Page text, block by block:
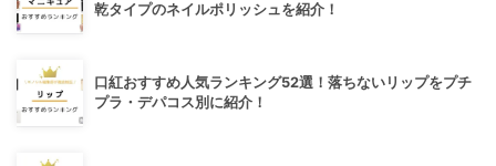
乾タイプのネイルポリッシュを紹介！
口紅おすすめ人気ランキング52選！落ちないリップをプチ
プラ・デパコス別に紹介！